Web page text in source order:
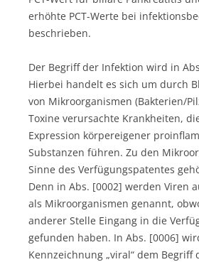
erhöhte PCT-Werte bei
beschrieben.
Der Begriff der Infektion wird in
Hierbei handelt es sich um durch
von Mikroorganismen (Bakterien/
Toxine verursachte Krankheiten,
Expression körpereigener
Substanzen führen. Zu den
Sinne des Verfügungspatentes
Denn in Abs. [0002] werden Viren
als Mikroorganismen genannt,
anderer Stelle Eingang in die
gefunden haben. In Abs. [0006]
Kennzeichnung „viral“ dem Begriff